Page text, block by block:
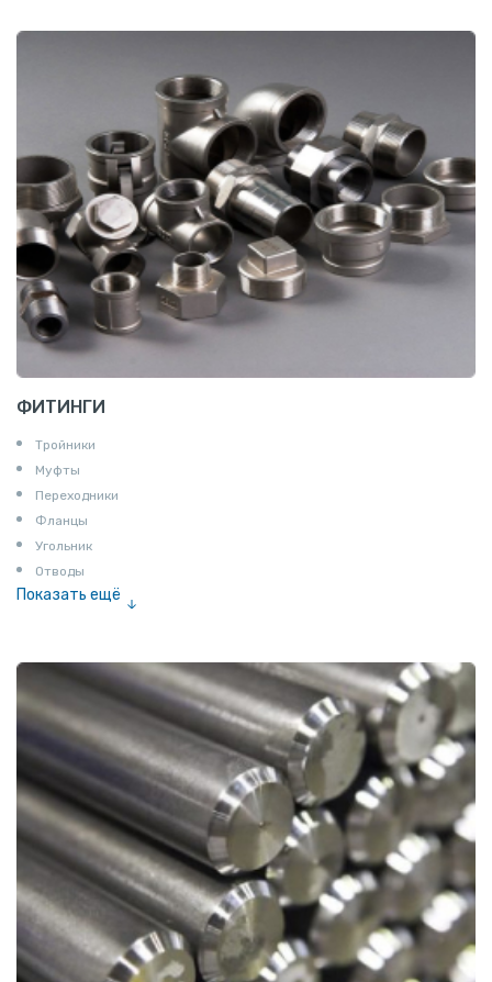
ФИТИНГИ
Тройники
Муфты
Переходники
Фланцы
Угольник
Отводы
Показать ещё
Соединение «американка»
Штуцеры
Сгоны
Удлинители для труб
Крестовины
Контргайки